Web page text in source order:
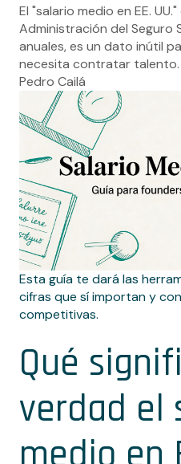
El "salario medio en EE.
Administración del Seguro
anuales, es un dato inútil
necesita contratar talento.
Pedro Cailá
Esta guía te dará las
cifras que sí importan y
competitivas.
Qué
verdad el